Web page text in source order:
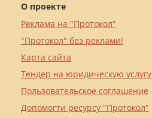
О проекте
Реклама на "Протокол"
"Протокол" без реклами!
Карта сайта
Тендер на юридическую услугу
Пользовательское соглашение
Допомогти ресурсу "Протокол"